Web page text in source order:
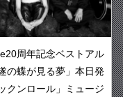
周年記念ベストアル
の蝶が見る夢」本日発
クンロール」ミュージ